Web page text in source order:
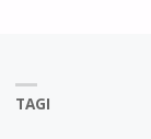
TAGI